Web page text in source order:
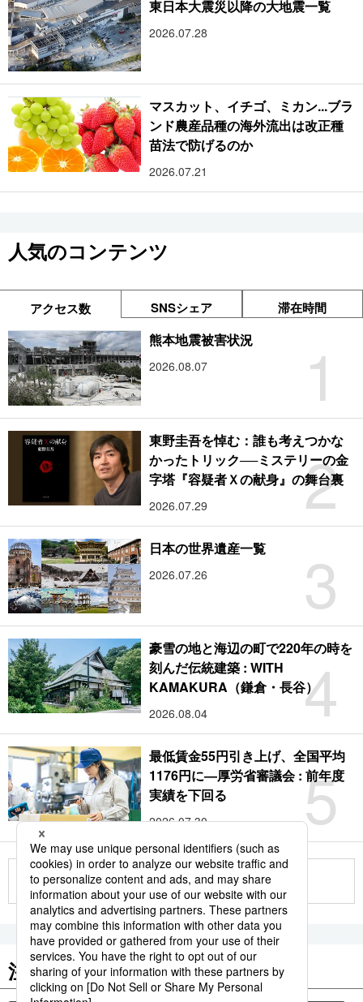
東日本大震災以降の大地震一覧
2026.07.28
マスカット、イチゴ、ミカン...ブラ
ンド農産品種の海外流出は改正種
苗法で防げるのか
2026.07.21
人気のコンテンツ
アクセス数 SNSシェア 滞在時間
1
熊本地震被害状況
2026.08.07
2
東野圭吾を悼む：誰も考えつかな
かったトリック──ミステリーの金
字塔『容疑者Ｘの献身』の舞台裏
2026.07.29
3
日本の世界遺産一覧
2026.07.26
4
豪雪の地と海辺の町で220年の時を
刻んだ伝統建築 : WITH
KAMAKURA（鎌倉・長谷）
2026.08.04
5
最低賃金55円引き上げ、全国平均
1176円に―厚労省審議会 : 前年度
実績を下回る
2026.07.30
もっと見る
注目のキーワード